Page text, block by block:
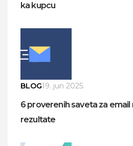
ka kupcu
BLOG19. jun 2025.
6 proverenih saveta za
rezultate